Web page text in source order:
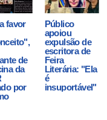
favor
de
da
por
Público
apoiou
expulsão de
escritora de
Feira
Literária: "Ela
é
insuportável"